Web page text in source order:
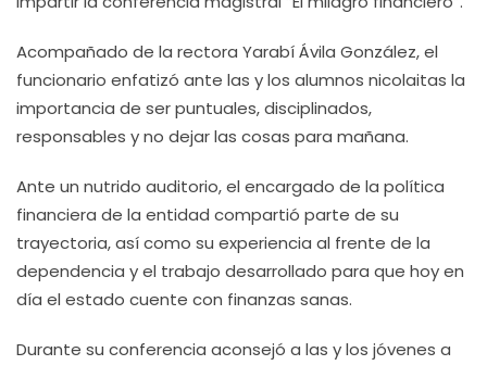
Acompañado de la rectora Yarabí Ávila González, el
funcionario enfatizó ante las y los alumnos nicolaitas la
importancia de ser puntuales, disciplinados,
responsables y no dejar las cosas para mañana.
Ante un nutrido auditorio, el encargado de la política
financiera de la entidad compartió parte de su
trayectoria, así como su experiencia al frente de la
dependencia y el trabajo desarrollado para que hoy en
día el estado cuente con finanzas sanas.
Durante su conferencia aconsejó a las y los jóvenes a